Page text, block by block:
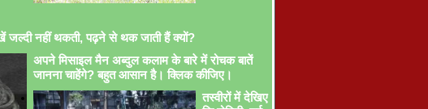
नहीं थकती, पढ़ने से थक जाती हैं क्यों?
अपने मिसाइल मैन अब्दुल कलाम के बारे में रोचक बातें
जानना चाहेंगे? बहुत आसान है। क्लिक कीजिए।
तस्वीरों में देखिए